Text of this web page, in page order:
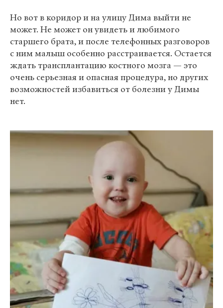
Но вот в коридор и на улицу Дима выйти не
может. Не может он увидеть и любимого
старшего брата, и после телефонных разговоров
с ним малыш особенно расстраивается. Остается
ждать трансплантацию костного мозга — это
очень серьезная и опасная процедура, но других
возможностей избавиться от болезни у Димы
нет.